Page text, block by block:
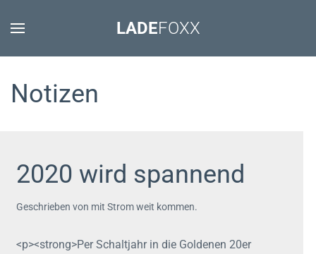
LADEFOXX
Notizen
2020 wird spannend
Geschrieben von mit Strom weit kommen.
<p><strong>Per Schaltjahr in die Goldenen 20er